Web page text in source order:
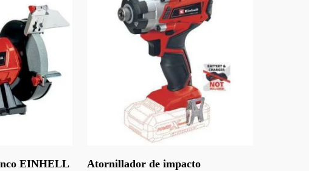
EINHELL
Leer Más
Atornillador de impacto